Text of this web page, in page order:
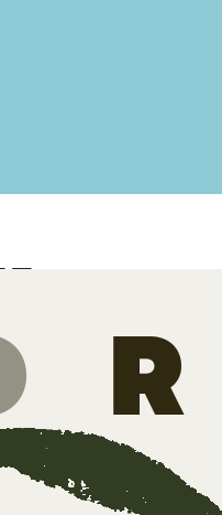
Jim van
een bredere